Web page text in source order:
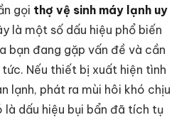
gọi thợ vệ sinh máy lạnh uy
là một số dấu hiệu phổ biến
bạn đang gặp vấn đề và cần
Nếu thiết bị xuất hiện tình
lạnh, phát ra mùi hôi khó chịu
là dấu hiệu bụi bẩn đã tích tụ